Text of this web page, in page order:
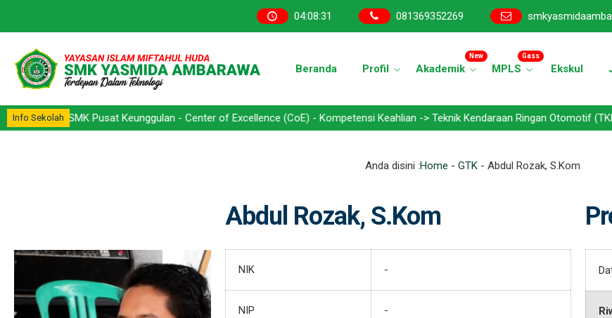
04:08:31 081369352269
Beranda Profil Akademik
New
MPLS
Gass
Ekskul
Info Sekolah- SMK Pusat Keunggulan - Center of Excellence (CoE) - Kompetensi Keahlian -> Teknik Kendaraan Ringan Otomotif
Anda disini :Home - GTK - Abdul Rozak, S.Kom
Abdul Rozak, S.Kom
NIK -
NIP -